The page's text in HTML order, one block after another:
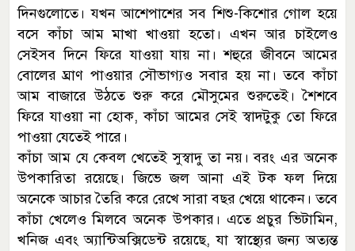
দিনগুলোতে। যখন আশেপাশের সব শিশু-কিশোর গোল হয়ে
বসে কাঁচা আম মাখা খাওয়া হতো। এখন আর চাইলেও
সেইসব দিনে ফিরে যাওয়া যায় না। শহুরে জীবনে আমের
বোলের ঘ্রাণ পাওয়ার সৌভাগ্যও সবার হয় না। তবে কাঁচা
আম বাজারে উঠতে শুরু করে মৌসুমের শুরুতেই। শৈশবে
ফিরে যাওয়া না হোক, কাঁচা আমের সেই স্বাদটুকু তো ফিরে
পাওয়া যেতেই পারে।
কাঁচা আম যে কেবল খেতেই সুস্বাদু তা নয়। বরং এর অনেক
উপকারিতা রয়েছে। জিভে জল আনা এই টক ফল দিয়ে
অনেকে আচার তৈরি করে রেখে সারা বছর খেয়ে থাকেন। তবে
কাঁচা খেলেও মিলবে অনেক উপকার। এতে প্রচুর ভিটামিন,
খনিজ এবং অ্যান্টিঅক্সিডেন্ট রয়েছে, যা স্বাস্থ্যের জন্য অত্যন্ত